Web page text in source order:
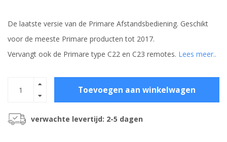
De laatste versie van de Primare Afstandsbediening. Geschikt
voor de meeste Primare producten tot 2017.
Vervangt ook de Primare type C22 en C23 remotes. Lees meer..
Toevoegen aan winkelwagen
verwachte levertijd: 2-5 dagen